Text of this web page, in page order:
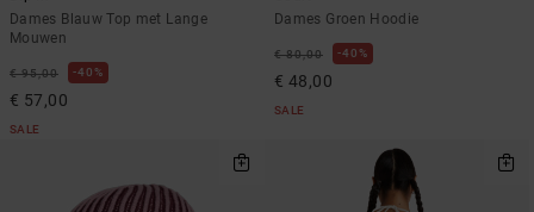
Dames Blauw Top met Lange
Mouwen
€ 95,00 40%
€ 57,00
SALE
Dames Groen Hoodie
€ 80,00 40%
€ 48,00
SALE